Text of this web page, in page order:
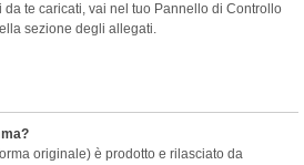
da te caricati, vai nel tuo Pannello di Controllo
sezione degli allegati.
originale) è prodotto e rilasciato da